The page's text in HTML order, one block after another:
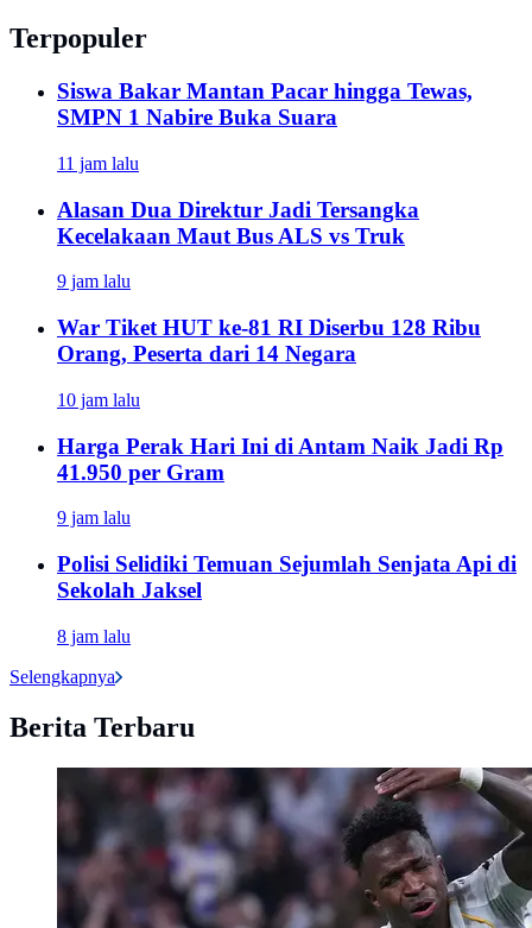
Terpopuler
Siswa Bakar Mantan Pacar hingga Tewas,
SMPN 1 Nabire Buka Suara
11 jam lalu
Alasan Dua Direktur Jadi Tersangka
Kecelakaan Maut Bus ALS vs Truk
9 jam lalu
War Tiket HUT ke-81 RI Diserbu 128 Ribu
Orang, Peserta dari 14 Negara
10 jam lalu
Harga Perak Hari Ini di Antam Naik Jadi Rp
41.950 per Gram
9 jam lalu
Polisi Selidiki Temuan Sejumlah Senjata Api di
Sekolah Jaksel
8 jam lalu
Selengkapnya
Berita Terbaru